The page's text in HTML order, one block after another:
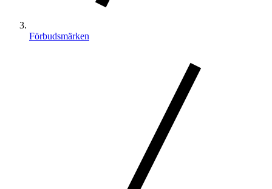
Förbudsmärken